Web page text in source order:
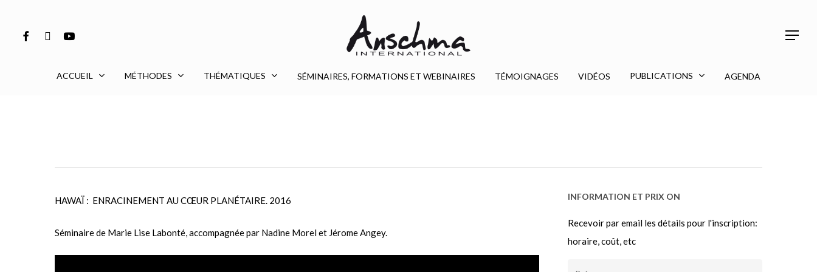
Facebook
Vimeo Youtube Menu
ACCUEIL MÉTHODES THÉMATIQUES SÉMINAIRES, FORMATIONS ET WEBINAIRES TÉMOIGNAGES VIDÉOS PUBLICATIONS AGENDA
HAWAÏ : ENRACINEMENT AU CŒUR PLANÉTAIRE. 2016
Séminaire de Marie Lise Labonté, accompagnée par Nadine Morel et Jérome Angey.
INFORMATION ET PRIX ON
Recevoir par email les détails pour l'inscription:
horaire, coût, etc